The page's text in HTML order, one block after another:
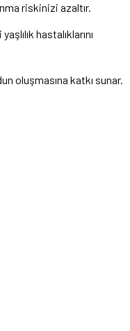
riskinizi azaltır.
hastalıklarını
oluşmasına katkı sunar.